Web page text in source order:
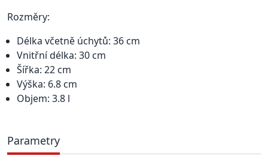
Rozměry:
Délka včetně úchytů: 36 cm
Vnitřní délka: 30 cm
Šířka: 22 cm
Výška: 6.8 cm
Objem: 3.8 l
Parametry